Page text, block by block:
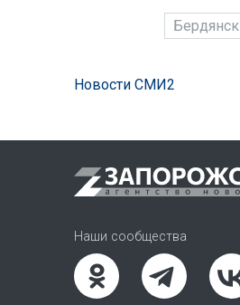
Бердянск
Новости СМИ2
Наши сообщества